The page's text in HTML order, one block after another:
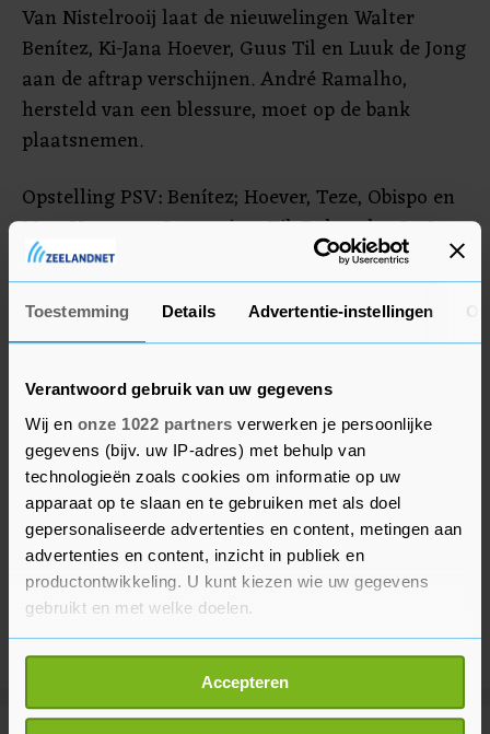
Toestemming Details Advertentie-instellingen
Verantwoord gebruik van uw gegevens
Wij en onze 1022 partners verwerken je persoonlijke
gegevens (bijv. uw IP-adres) met behulp van
technologieën zoals cookies om informatie op uw
apparaat op te slaan en te gebruiken met als doel
gepersonaliseerde advertenties en content, metingen aan
advertenties en content, inzicht in publiek en
productontwikkeling. U kunt kiezen wie uw gegevens
gebruikt en met welke doelen.
Als u het toestaat, willen we ook graag:
Informatie verzamelen over uw geografische
locatie, die tot een paar meter nauwkeurig kan zijn
Accepteren
Van Nistelrooij laat de nieuwelingen Walter
Benítez, Ki-Jana Hoever, Guus Til en Luuk de Jong
aan de aftrap verschijnen. André Ramalho,
hersteld van een blessure, moet op de bank
plaatsnemen.
Opstelling PSV: Benítez; Hoever, Teze, Obispo en
Max; Veerman, Sangaré en Til; Bakayoko, De Jong
en Gakpo.